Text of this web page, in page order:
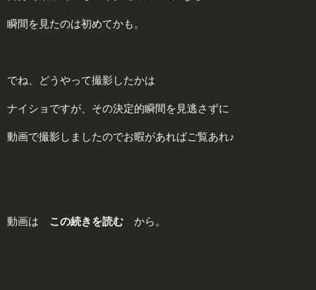
瞬間を見たのは初めてかも。
でね、どうやって撮影したかは
ナイショですが、その決定的瞬間を見逃さずに
動画で撮影しましたのでお暇があればご覧あれ♪
動画は この続きを読む から。